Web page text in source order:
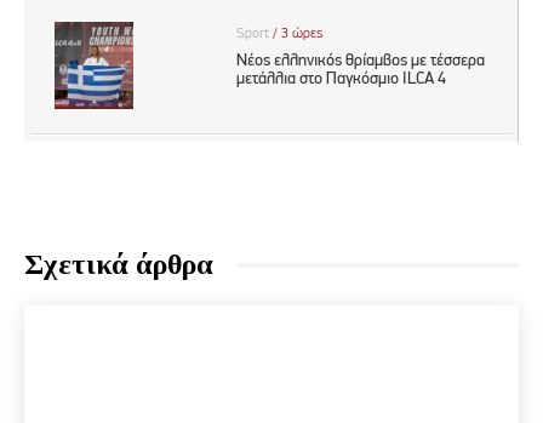
Σχετικά άρθρα